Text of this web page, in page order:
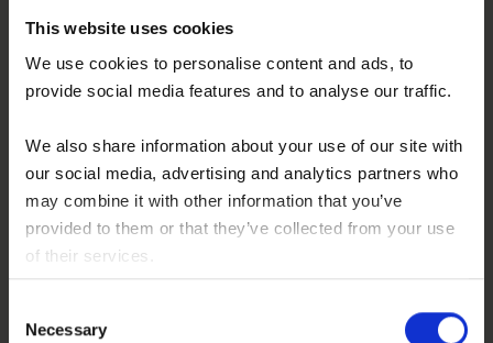
This website uses cookies
We use cookies to personalise content and ads, to
provide social media features and to analyse our traffic.
We also share information about your use of our site with
our social media, advertising and analytics partners who
may combine it with other information that you’ve
provided to them or that they’ve collected from your use
of their services.
You consent to our cookies if you continue to use our
Selection
Necessary
Behandlung individuell. Ein Behandlungserfolg
eine Linderung der Schmerzen, eine Reduktion
der Entzündung, eine Verlangsamung des
Gelenkabbaus sowie die Unterstützung
regenerativer Prozesse.